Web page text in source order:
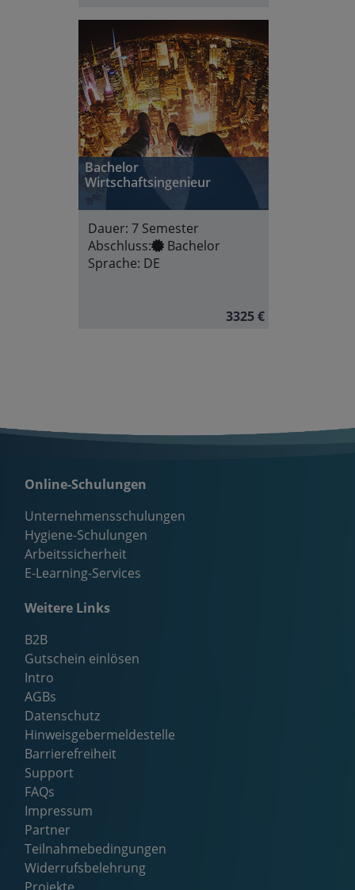
Bachelor
Wirtschaftsingenieur
Dauer: 7 Semester
Abschluss:
Bachelor
Sprache: DE
3325 €
Online-Schulungen
Unternehmensschulungen
Hygiene-Schulungen
Arbeitssicherheit
E-Learning-Services
Weitere Links
B2B
Gutschein einlösen
Intro
AGBs
Datenschutz
Hinweisgebermeldestelle
Barrierefreiheit
Support
FAQs
Impressum
Partner
Teilnahmebedingungen
Widerrufsbelehrung